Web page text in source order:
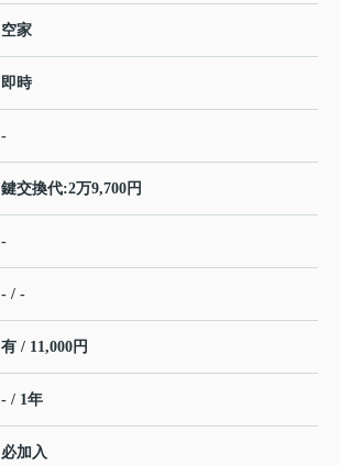
空家
即時
-
鍵交換代:2万9,700円
-
- / -
有 / 11,000円
- / 1年
必加入